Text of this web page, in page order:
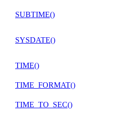
SUBTIME()
SYSDATE()
TIME()
TIME_FORMAT()
TIME_TO_SEC()